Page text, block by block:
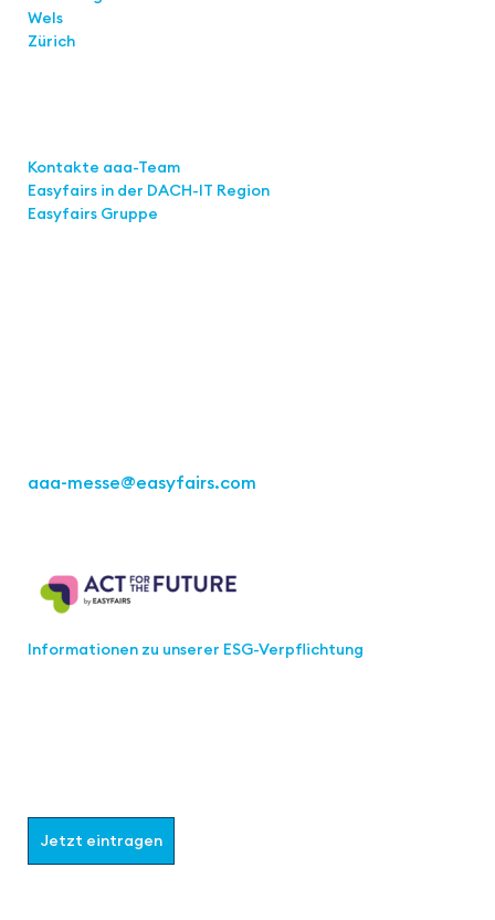
Wels
Zürich
Kontakte aaa-Team
Easyfairs in der DACH-IT Region
Easyfairs Gruppe
aaa-messe@easyfairs.com
Informationen zu unserer ESG-Verpflichtung
Jetzt eintragen